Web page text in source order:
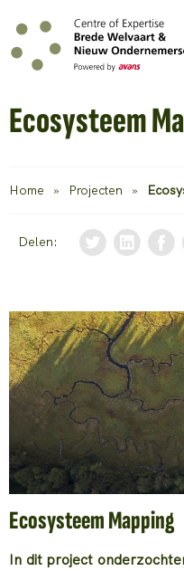
Ecosysteem
Home » Projecten »
Delen:
Ecosysteem Mapping
In dit project